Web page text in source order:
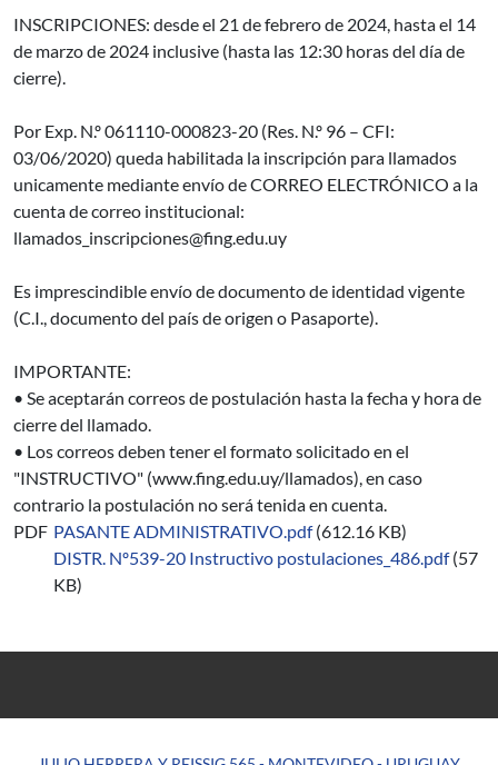
INSCRIPCIONES: desde el 21 de febrero de 2024, hasta el 14
de marzo de 2024 inclusive (hasta las 12:30 horas del día de
cierre).
Por Exp. N.º 061110-000823-20 (Res. N.º 96 – CFI:
03/06/2020) queda habilitada la inscripción para llamados
unicamente mediante envío de CORREO ELECTRÓNICO a la
cuenta de correo institucional:
llamados_inscripciones@fing.edu.uy
Es imprescindible envío de documento de identidad vigente
(C.I., documento del país de origen o Pasaporte).
IMPORTANTE:
• Se aceptarán correos de postulación hasta la fecha y hora de
cierre del llamado.
• Los correos deben tener el formato solicitado en el
"INSTRUCTIVO" (www.fing.edu.uy/llamados), en caso
contrario la postulación no será tenida en cuenta.
PDF PASANTE ADMINISTRATIVO.pdf (612.16 KB)
DISTR. Nº539-20 Instructivo postulaciones_486.pdf (57
KB)